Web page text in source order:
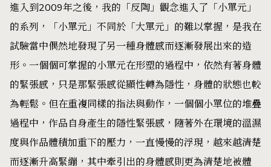
進入到2009年之後，我的「反陶」觀念進入了「小單元」
的系列，「小單元」不同於「大單元」的難以掌握，是我在
試驗當中偶然地發現了另一種身體感而逐漸發展出來的造
形。一個個可掌握的小單元在形塑的過程中，依然有著身體
的緊張感，只是那緊張感從顯性轉為隱性，身體的狀態也較
為輕鬆。但在重複同樣的指法與動作，一個個小單位的堆疊
過程中，作品自身產生的隱性緊張感，隨著外在環境的溫濕
度與作品體積加重下的壓力，一直慢慢的浮現，越來越清楚
而逐漸升高緊繃，其中牽引出的身體感則更為清楚地被體